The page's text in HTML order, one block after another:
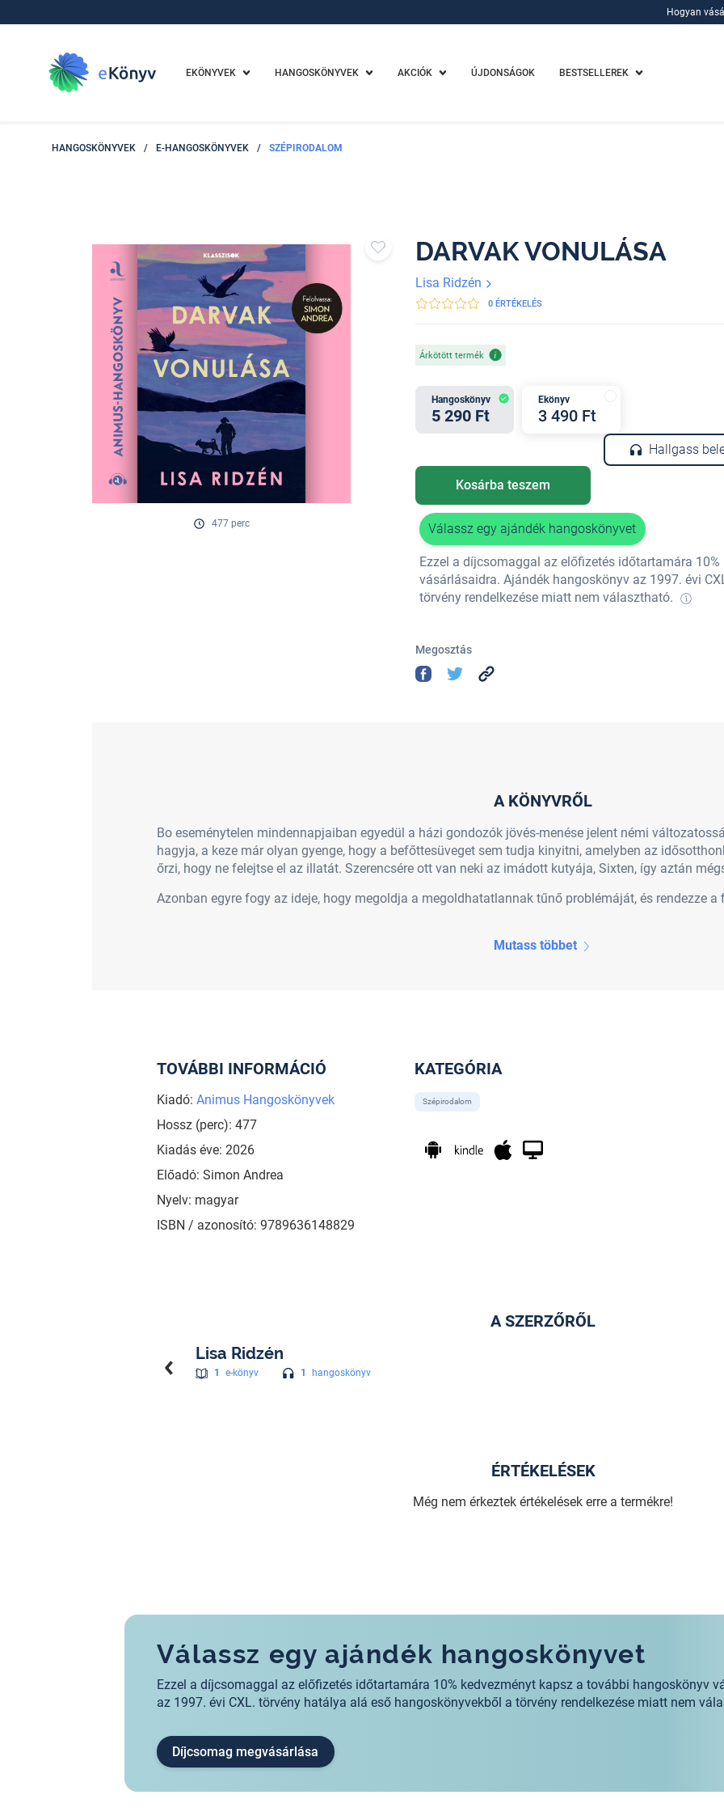
Hogyan
EKÖNYVEK HANGOSKÖNYVEK AKCIÓK ÚJDONSÁGOK BESTSELLEREK
HANGOSKÖNYVEK / E-HANGOSKÖNYVEK / SZÉPIRODALOM
477 perc
DARVAK VONULÁSA
Lisa Ridzén
0 ÉRTÉKELÉS
Árkötött termék
Hangoskönyv
5 290 Ft
Ekönyv
3 490 Ft
Kosárba teszem
Hallgass
Válassz egy ajándék hangoskönyvet
Ezzel a díjcsomaggal az előfizetés időtartamára
vásárlásaidra. Ajándék hangoskönyv az 1997. évi
törvény rendelkezése miatt nem választható.
Megosztás
A KÖNYVRŐL
Bo eseménytelen mindennapjaiban egyedül a házi gondozók jövés-menése jelent némi
hagyja, a keze már olyan gyenge, hogy a befőttesüveget sem tudja kinyitni, amelyben az
őrzi, hogy ne felejtse el az illatát. Szerencsére ott van neki az imádott kutyája, Sixten, így aztán
Azonban egyre fogy az ideje, hogy megoldja a megoldhatatlannak tűnő problémáját, és rendezze a
Mutass többet
TOVÁBBI INFORMÁCIÓ
Kiadó: Animus Hangoskönyvek
Hossz (perc): 477
Kiadás éve: 2026
Előadó: Simon Andrea
Nyelv: magyar
ISBN / azonosító: 9789636148829
KATEGÓRIA
Szépirodalom
A SZERZŐRŐL
Lisa Ridzén
1 e-könyv 1 hangoskönyv
ÉRTÉKELÉSEK
Még nem érkeztek értékelések erre a termékre!
Válassz egy ajándék hangoskönyvet
Ezzel a díjcsomaggal az előfizetés időtartamára 10% kedvezményt kapsz a további hangoskönyv
az 1997. évi CXL. törvény hatálya alá eső hangoskönyvekből a törvény rendelkezése miatt nem
Díjcsomag megvásárlása